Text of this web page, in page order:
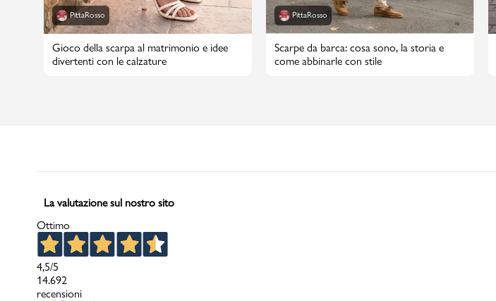
PittaRosso
Gioco della scarpa al matrimonio e idee
divertenti con le calzature
PittaRosso
Scarpe da barca: cosa sono, la storia e
come abbinarle con stile
La valutazione sul nostro sito
Ottimo
4,5/5
14.692
recensioni